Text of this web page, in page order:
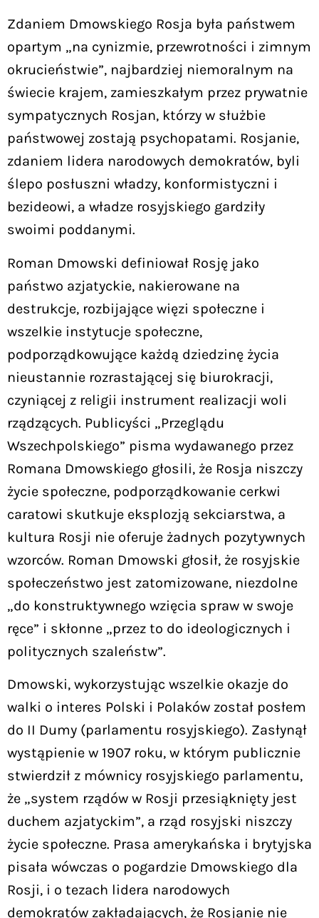
Zdaniem Dmowskiego Rosja była państwem
opartym „na cynizmie, przewrotności i zimnym
okrucieństwie”, najbardziej niemoralnym na
świecie krajem, zamieszkałym przez prywatnie
sympatycznych Rosjan, którzy w służbie
państwowej zostają psychopatami. Rosjanie,
zdaniem lidera narodowych demokratów, byli
ślepo posłuszni władzy, konformistyczni i
bezideowi, a władze rosyjskiego gardziły
swoimi poddanymi.
Roman Dmowski definiował Rosję jako
państwo azjatyckie, nakierowane na
destrukcje, rozbijające więzi społeczne i
wszelkie instytucje społeczne,
podporządkowujące każdą dziedzinę życia
nieustannie rozrastającej się biurokracji,
czyniącej z religii instrument realizacji woli
rządzących. Publicyści „Przeglądu
Wszechpolskiego” pisma wydawanego przez
Romana Dmowskiego głosili, że Rosja niszczy
życie społeczne, podporządkowanie cerkwi
caratowi skutkuje eksplozją sekciarstwa, a
kultura Rosji nie oferuje żadnych pozytywnych
wzorców. Roman Dmowski głosił, że rosyjskie
społeczeństwo jest zatomizowane, niezdolne
„do konstruktywnego wzięcia spraw w swoje
ręce” i skłonne „przez to do ideologicznych i
politycznych szaleństw”.
Dmowski, wykorzystując wszelkie okazje do
walki o interes Polski i Polaków został posłem
do II Dumy (parlamentu rosyjskiego). Zasłynął
wystąpienie w 1907 roku, w którym publicznie
stwierdził z mównicy rosyjskiego parlamentu,
że „system rządów w Rosji przesiąknięty jest
duchem azjatyckim”, a rząd rosyjski niszczy
życie społeczne. Prasa amerykańska i brytyjska
pisała wówczas o pogardzie Dmowskiego dla
Rosji, i o tezach lidera narodowych
demokratów zakładających, że Rosjanie nie